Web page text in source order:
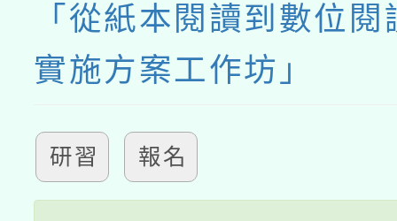
「從紙本閱讀到數位
實施方案工作坊」
研習 報名